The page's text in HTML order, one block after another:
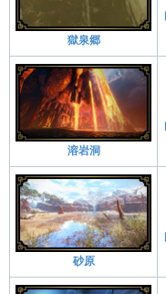
獄泉郷
溶岩洞
砂原